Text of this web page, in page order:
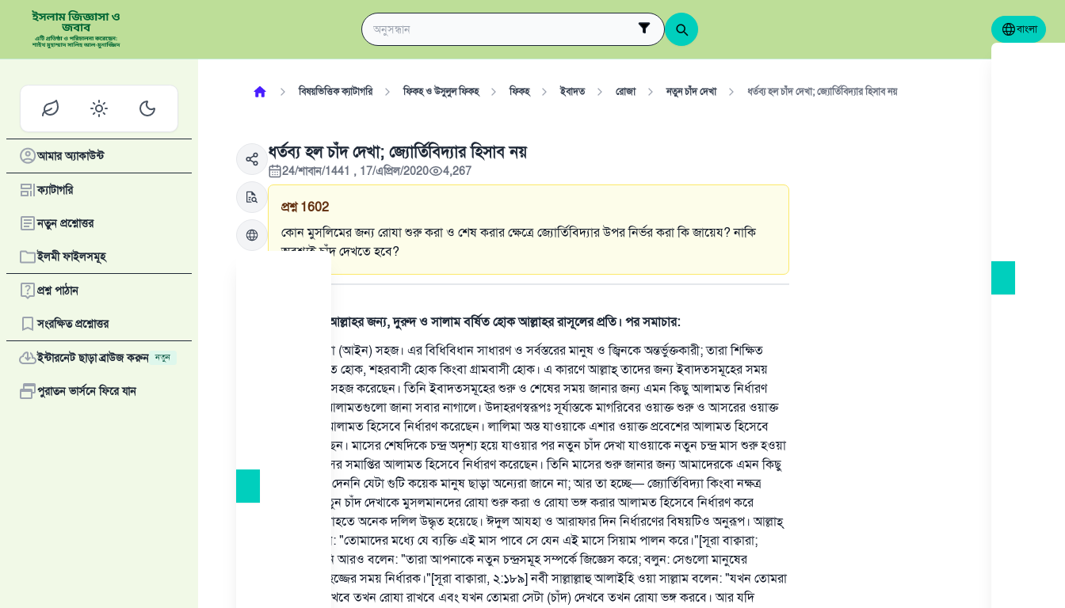
বাংলা
আমার অ্যাকাউন্ট
ক্যাটাগরি
নতুন প্রশ্নোত্তর
ইলমী ফাইলসমূহ
প্রশ্ন পাঠান
সংরক্ষিত প্রশ্নোত্তর
ইন্টারনেট ছাড়া ব্রাউজ করুন নতুন
পুরাতন ভার্সনে ফিরে যান
বিষয়ভিত্তিক ক্যাটাগরি ফিকহ ও উসুলুল ফিকহ ফিকহ ইবাদত রোজা নতুন চাঁদ দেখা ধর্তব্য হল চাঁদ দেখা; জ্যোর্তিবিদ্যার হিসাব নয়
ধর্তব্য হল চাঁদ দেখা; জ্যোর্তিবিদ্যার হিসাব নয়
24/শাবান/1441 , 17/এপ্রিল/2020 4,267
প্রশ্ন 1602
কোন মুসলিমের জন্য রোযা শুরু করা ও শেষ করার ক্ষেত্রে জ্যোর্তিবিদ্যার উপর নির্ভর করা কি জায়েয? নাকি
অবশ্যই চাঁদ দেখতে হবে?
সমস্ত প্রশংসা আল্লাহর জন্য, দুরুদ ও সালাম বর্ষিত হোক আল্লাহর রাসূলের প্রতি। পর সমাচার:
ইসলামী শরিয়া (আইন) সহজ। এর বিধিবিধান সাধারণ ও সর্বস্তরের মানুষ ও জ্বিনকে অন্তর্ভুক্তকারী; তারা শিক্ষিত
হোক, অশিক্ষিত হোক, শহরবাসী হোক কিংবা গ্রামবাসী হোক। এ কারণে আল্লাহ্‌ তাদের জন্য ইবাদতসমূহের সময়
জানার পদ্ধতি সহজ করেছেন। তিনি ইবাদতসমূহের শুরু ও শেষের সময় জানার জন্য এমন কিছু আলামত নির্ধারণ
করেছেন যে আলামতগুলো জানা সবার নাগালে। উদাহরণস্বরূপঃ সূর্যাস্তকে মাগরিবের ওয়াক্ত শুরু ও আসরের ওয়াক্ত
শেষ হওয়ার আলামত হিসেবে নির্ধারণ করেছেন। লালিমা অস্ত যাওয়াকে এশার ওয়াক্ত প্রবেশের আলামত হিসেবে
নির্ধারণ করেছেন। মাসের শেষদিকে চন্দ্র অদৃশ্য হয়ে যাওয়ার পর নতুন চাঁদ দেখা যাওয়াকে নতুন চন্দ্র মাস শুরু হওয়া
ও আগের মাসের সমাপ্তির আলামত হিসেবে নির্ধারণ করেছেন। তিনি মাসের শুরু জানার জন্য আমাদেরকে এমন কিছু
জানার দায়িত্ব দেননি যেটা গুটি কয়েক মানুষ ছাড়া অন্যেরা জানে না; আর তা হচ্ছে— জ্যোর্তিবিদ্যা কিংবা নক্ষত্র
গণনাশাস্ত্র। নতুন চাঁদ দেখাকে মুসলমানদের রোযা শুরু করা ও রোযা ভঙ্গ করার আলামত হিসেবে নির্ধারণ করে
কুরআন ও সুন্নাহতে অনেক দলিল উদ্ধৃত হয়েছে। ঈদুল আযহা ও আরাফার দিন নির্ধারণের বিষয়টিও অনুরূপ। আল্লাহ্‌
তাআলা বলেন: "তোমাদের মধ্যে যে ব্যক্তি এই মাস পাবে সে যেন এই মাসে সিয়াম পালন করে।"[সূরা বাক্বারা;
২:১৮৫]। তিনি আরও বলেন: "তারা আপনাকে নতুন চন্দ্রসমূহ সম্পর্কে জিজ্ঞেস করে; বলুন: সেগুলো মানুষের
(কাজকর্ম) ও হজ্জের সময় নির্ধারক।"[সূরা বাক্বারা, ২:১৮৯] নবী সাল্লাল্লাহু আলাইহি ওয়া সাল্লাম বলেন: "যখন তোমরা
সেটা (চাঁদ) দেখবে তখন রোযা রাখবে এবং যখন তোমরা সেটা (চাঁদ) দেখবে তখন রোযা ভঙ্গ করবে। আর যদি
উত্তর নম্বর ১১০৮৪৫ একটি বিবাহ রক্ষা করেছিল।
উম্মাহকে উত্তর দিতে আমাদেরকে সহযোগিতা করুন
রাসূল সাল্লাল্লাহু আলাইহি ওয়া সাল্লাম বলেছেন
যে ব্যক্তি সৎ কর্মের পথ দেখাবে সে সৎকর্মকারীর সমান সওয়াব পাবে